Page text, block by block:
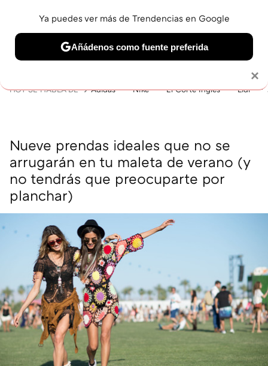
BELLEZA SHOPPING VIAJES GASTRO SNEAKERS
HOY SE HABLA DE Adidas Nike El Corte Inglés Lidl
Nueve prendas ideales que no se
arrugarán en tu maleta de verano (y
no tendrás que preocuparte por
planchar)
×
Ya puedes ver más de Trendencias en Google
Añádenos como fuente preferida